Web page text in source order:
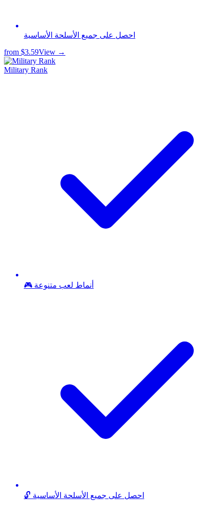
احصل على جميع الأسلحة الأساسية
from $3.59View →
Military Rank
🎮 أنماط لعب متنوعة
🔓 احصل على جميع الأسلحة الأساسية